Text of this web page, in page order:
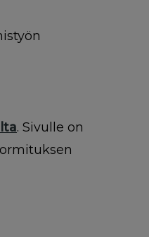
. Sivulle on